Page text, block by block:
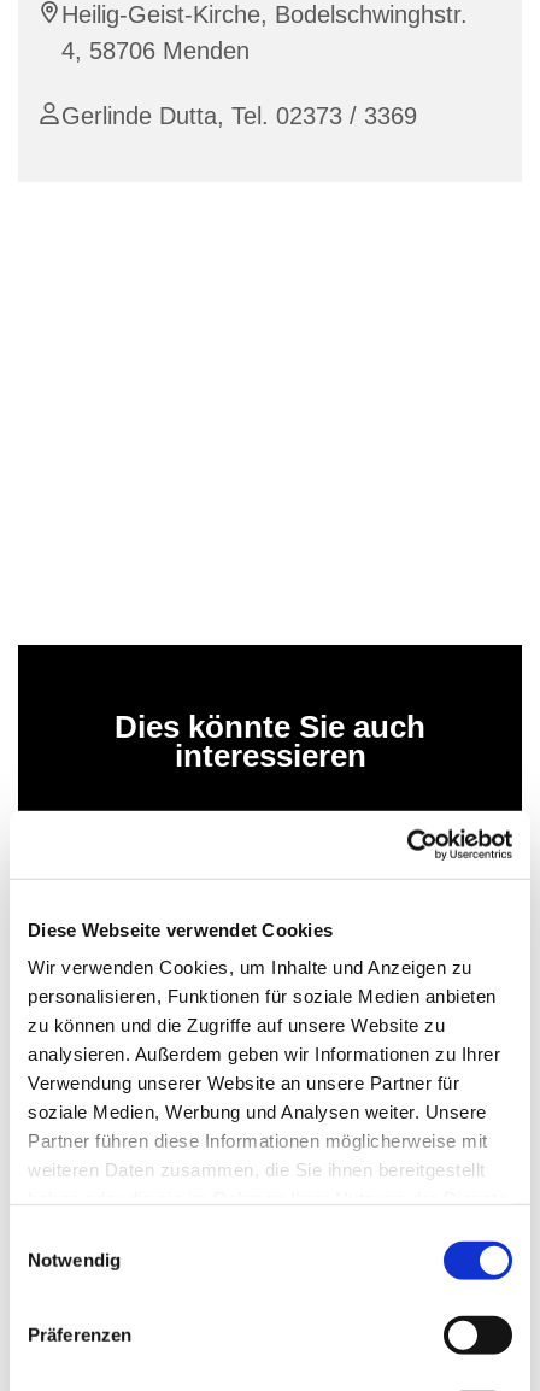
Diese Webseite verwendet Cookies
Wir verwenden Cookies, um Inhalte und Anzeigen zu
personalisieren, Funktionen für soziale Medien anbieten
zu können und die Zugriffe auf unsere Website zu
analysieren. Außerdem geben wir Informationen zu Ihrer
Verwendung unserer Website an unsere Partner für
soziale Medien, Werbung und Analysen weiter. Unsere
Partner führen diese Informationen möglicherweise mit
weiteren Daten zusammen, die Sie ihnen bereitgestellt
Notwendig
Präferenzen
Heilig-Geist-Kirche, Bodelschwinghstr.
4, 58706 Menden
Gerlinde Dutta, Tel. 02373 / 3369
Dies könnte Sie auch
interessieren